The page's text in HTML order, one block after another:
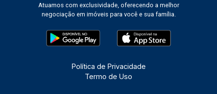
Atuamos com exclusividade, oferecendo a melhor
negociação em imóveis para você e sua família.
Política de Privacidade
Termo de Uso